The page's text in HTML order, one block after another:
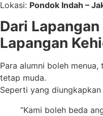
Lokasi: Pondok Indah –
Dari
Lapangan
Para alumni boleh menua,
tetap muda.
Seperti yang diungkapkan
“Kami boleh beda